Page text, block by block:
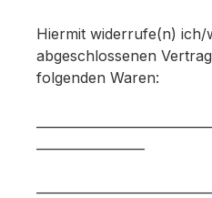
Hiermit widerrufe(n)
abgeschlossenen
folgenden Waren: